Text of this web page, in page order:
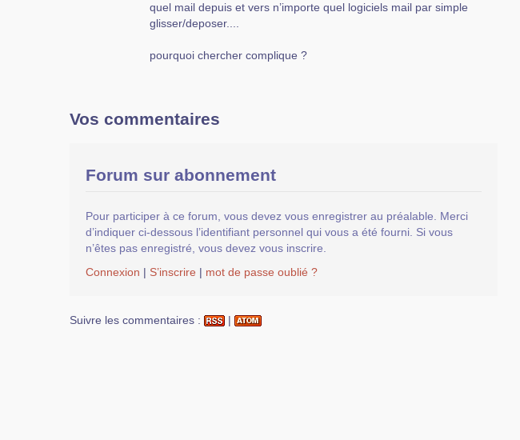
quel mail depuis et vers n’importe quel logiciels mail par simple
glisser/deposer....
pourquoi chercher complique ?
Vos commentaires
Forum sur abonnement
Pour participer à ce forum, vous devez vous enregistrer au préalable. Merci
d’indiquer ci-dessous l’identifiant personnel qui vous a été fourni. Si vous
n’êtes pas enregistré, vous devez vous inscrire.
Connexion | S’inscrire | mot de passe oublié ?
Suivre les commentaires : |